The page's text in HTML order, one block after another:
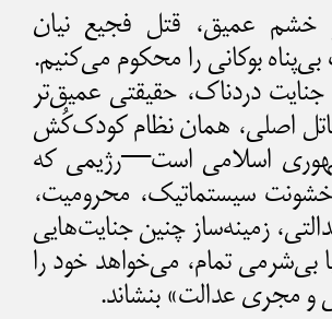
خشم عمیق، قتل فجیع نیان
بوکانی را محکوم می‌کنیم.
دردناک، حقیقتی عمیق‌تر
اصلی، همان نظام کودک‌کُش
اسلامی است—رژیمی که
سیستماتیک، محرومیت،
زمینه‌ساز چنین جنایت‌هایی
بی‌شرمی تمام، می‌خواهد خود را
و مجری عدالت» بنشاند.